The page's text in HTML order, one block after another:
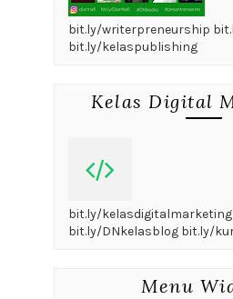
bit.ly/writerpreneurship
bit.ly/kelaspublishing
Kelas Digital
bit.ly/
bit.ly/DNkelasblog bit.ly/
Menu